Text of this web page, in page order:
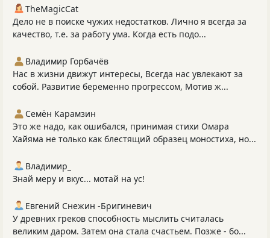
TheMagicCat
Дело не в поиске чужих недостатков. Лично я всегда за
качество, т.е. за работу ума. Когда есть подо...
Владимир Горбачёв
Нас в жизни движут интересы, Всегда нас увлекают за
собой. Развитие беременно прогрессом, Мотив ж...
Семён Карамзин
Это же надо, как ошибался, принимая стихи Омара
Хайяма не только как блестящий образец моностиха, но...
Владимир_
Знай меру и вкус... мотай на ус!
Евгений Снежин -Бригиневич
У древних греков способность мыслить считалась
великим даром. Затем она стала счастьем. Позже - бо...